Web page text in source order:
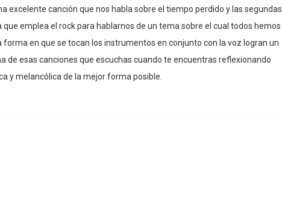
excelente canción que nos habla sobre el tiempo perdido y las segundas
emplea el rock para hablarnos de un tema sobre el cual todos hemos
en que se tocan los instrumentos en conjunto con la voz logran un
de esas canciones que escuchas cuando te encuentras reflexionando
y melancólica de la mejor forma posible.